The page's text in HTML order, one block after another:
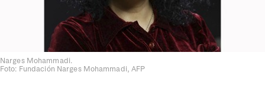
Narges Mohammadi.
Foto: Fundación Narges Mohammadi, AFP